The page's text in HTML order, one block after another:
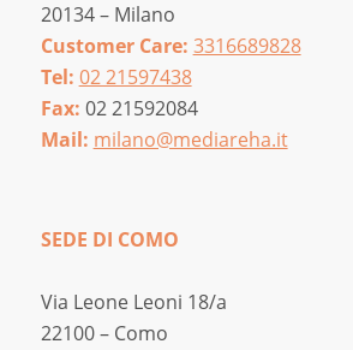
20134 – Milano
Customer Care: 3316689828
Tel: 02 21597438
Fax: 02 21592084
Mail: milano@mediareha.it
SEDE DI COMO
Via Leone Leoni 18/a
22100 – Como